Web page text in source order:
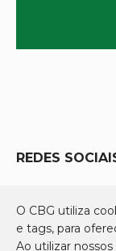
REDES
O CBG utiliza
e tags, para
Ao utilizar